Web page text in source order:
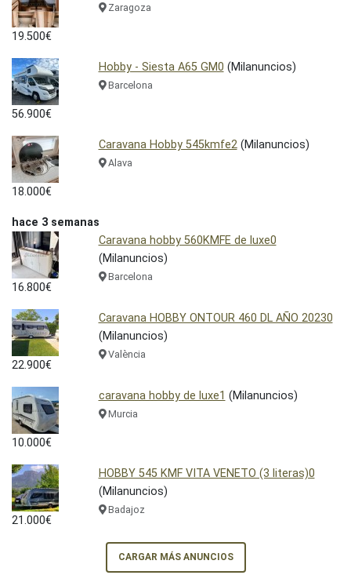
19.500€
Zaragoza
56.900€
Hobby - Siesta A65 GM0 (Milanuncios)
Barcelona
18.000€
Caravana Hobby 545kmfe2(Milanuncios)
Alava
hace 3 semanas
16.800€
Caravana hobby 560KMFE de luxe0
(Milanuncios)
Barcelona
22.900€
Caravana HOBBY ONTOUR 460 DL AÑO 20230
(Milanuncios)
València
10.000€
caravana hobby de luxe1 (Milanuncios)
Murcia
21.000€
HOBBY 545 KMF VITA VENETO (3 literas)0
(Milanuncios)
Badajoz
CARGAR MÁS ANUNCIOS